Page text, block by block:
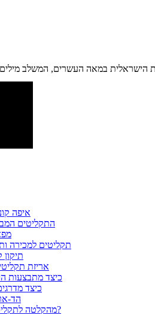
במאה העשרים, המשלב מילים,
איפה
100 התקליטים
תקליטים למכירה
אריזת
כיצד מתבצעות
כיצד
הד-
מהקלטה לתקליט, מה קורה בדרך?